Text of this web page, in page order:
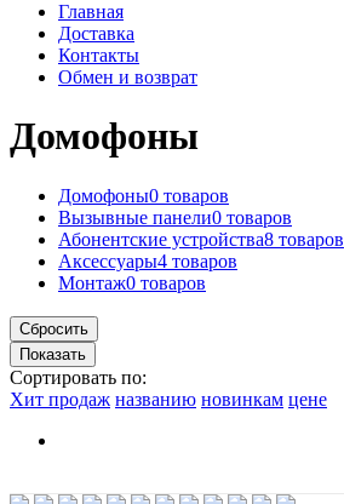
Главная
Доставка
Контакты
Обмен и возврат
Домофоны
Домофоны0 товаров
Вызывные панели0 товаров
Абонентские устройства8 товаров
Аксессуары4 товаров
Монтаж0 товаров
Сортировать по:
Хит продаж названию новинкам цене